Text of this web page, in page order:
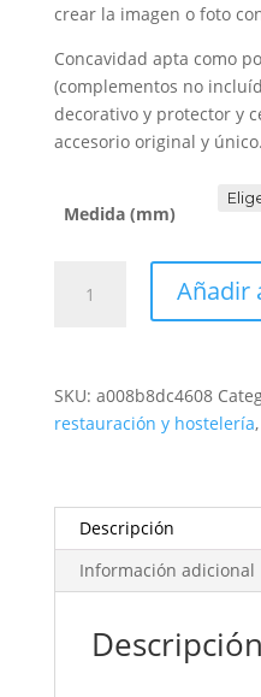
crear la imagen o foto
Concavidad apta como
(complementos no
decorativo y protector y
accesorio original y único.
Medida (mm)
Añadir
SKU: a008b8dc4608
restauración y hostelería,
Descripción
Información adicional
Descripción